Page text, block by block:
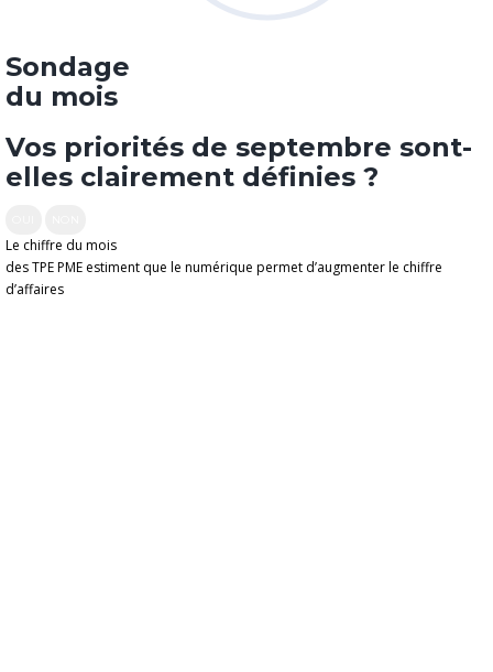
Sondage
du mois
Vos priorités de septembre sont-
elles clairement définies ?
Le chiffre du mois
des TPE PME estiment que le numérique permet d’augmenter le chiffre
d’affaires